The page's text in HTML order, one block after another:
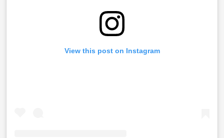
View this post on Instagram